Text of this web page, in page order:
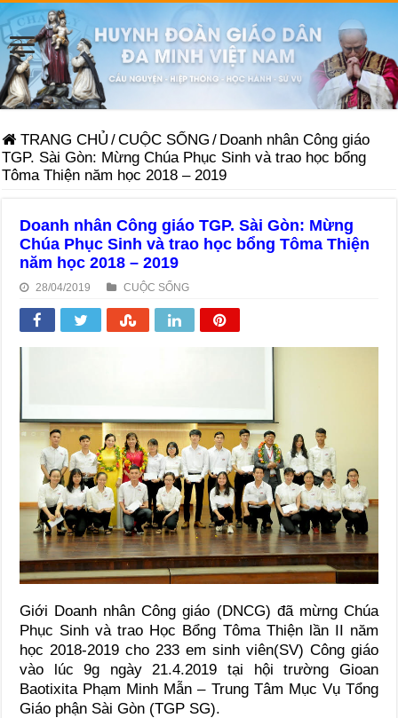
TRANG CHỦ /CUỘC SỐNG / Doanh nhân Công giáo
TGP. Sài Gòn: Mừng Chúa Phục Sinh và trao học bổng
Tôma Thiện năm học 2018 – 2019
Doanh nhân Công giáo TGP. Sài Gòn: Mừng
Chúa Phục Sinh và trao học bổng Tôma Thiện
năm học 2018 – 2019
28/04/2019 CUỘC SỐNG
Giới Doanh nhân Công giáo (DNCG) đã mừng Chúa
Phục Sinh và trao Học Bổng Tôma Thiện lần II năm
học 2018-2019 cho 233 em sinh viên(SV) Công giáo
vào lúc 9g ngày 21.4.2019 tại hội trường Gioan
Baotixita Phạm Minh Mẫn – Trung Tâm Mục Vụ Tổng
Giáo phận Sài Gòn (TGP SG).